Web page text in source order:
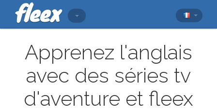
Apprenez l'anglais
avec des séries tv
d'aventure et fleex